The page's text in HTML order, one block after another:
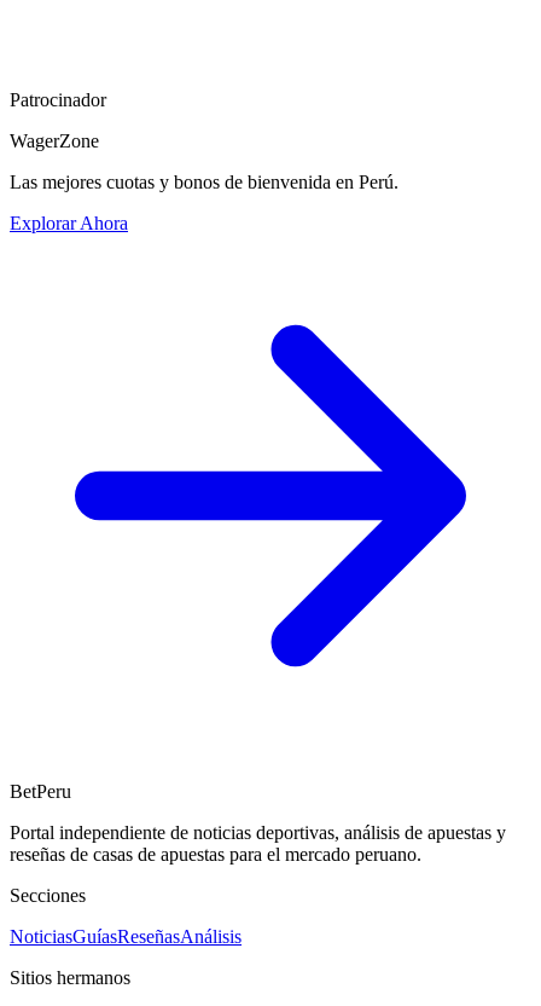
Patrocinador
WagerZone
Las mejores cuotas y bonos de bienvenida en Perú.
Explorar Ahora
BetPeru
Portal independiente de noticias deportivas, análisis de apuestas y
reseñas de casas de apuestas para el mercado peruano.
Secciones
NoticiasGuíasReseñasAnálisis
Sitios hermanos